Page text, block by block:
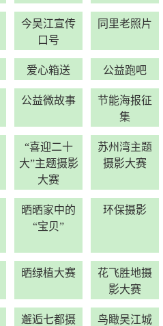
今吴江宣传
口号
同里老照片
爱心箱送 公益跑吧
公益微故事
节能海报征
集
“喜迎二十
大”主题摄影
大赛
苏州湾主题
摄影大赛
晒晒家中的
“宝贝”
环保摄影
晒绿植大赛
花飞胜地摄
影大赛
邂逅七都摄
鸟瞰吴江城